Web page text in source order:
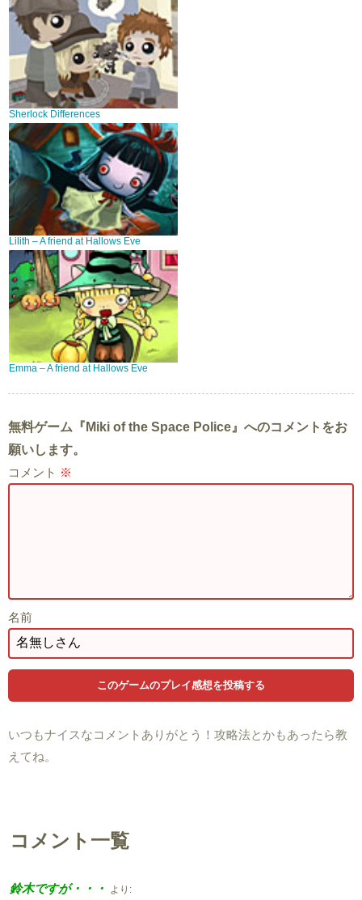
Sherlock Differences
Lilith – A friend at Hallows Eve
Emma – A friend at Hallows Eve
無料ゲーム『Miki of the Space Police』へのコメントをお
願いします。
コメント ※
名前
いつもナイスなコメントありがとう！攻略法とかもあったら教
えてね。
コメント一覧
鈴木ですが・・・
より: